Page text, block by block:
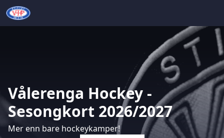
Mer enn bare
Vålerenga Hockey-
Sesongkort 2026/2027
Mer enn bare hockeykamper!